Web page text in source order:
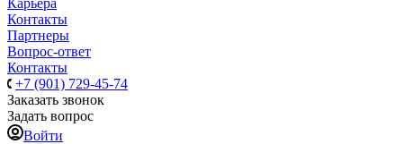
Карьера
Контакты
Партнеры
Вопрос-ответ
Контакты
+7 (901) 729-45-74
Заказать звонок
Задать вопрос
Войти